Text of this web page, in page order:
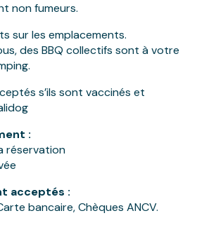
non fumeurs.
sur les emplacements.
des BBQ collectifs sont à votre
s’ils sont vaccinés et
:
réservation
acceptés :
bancaire, Chèques ANCV.